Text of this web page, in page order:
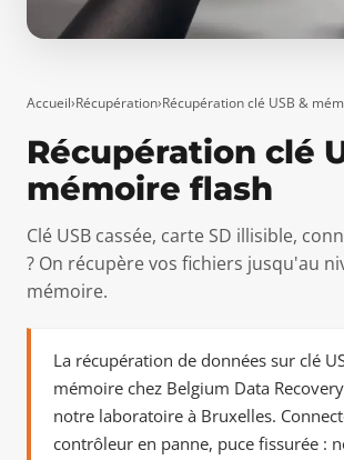
Accueil›Récupération›Récupération clé USB &
Récupération clé
mémoire flash
Clé USB cassée, carte SD illisible,
? On récupère vos fichiers jusqu'au
mémoire.
La récupération de données sur clé
mémoire chez Belgium Data
notre laboratoire à Bruxelles.
contrôleur en panne, puce fissurée :